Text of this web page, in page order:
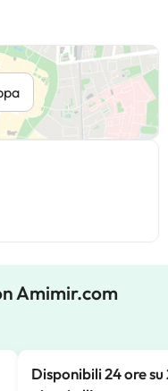
Amimir.com
Disponibili 24 ore su